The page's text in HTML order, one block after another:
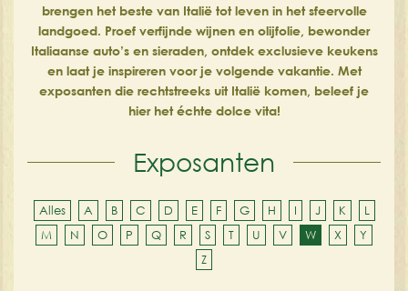
brengen het beste van Italië tot leven in het sfeervolle
landgoed. Proef verfijnde wijnen en olijfolie, bewonder
Italiaanse auto’s en sieraden, ontdek exclusieve keukens
en laat je inspireren voor je volgende vakantie. Met
exposanten die rechtstreeks uit Italië komen, beleef je
hier het échte dolce vita!
Exposanten
Alles A B C D E F G H I J K
L
M
N O P Q R S T U V W X
Y
Z